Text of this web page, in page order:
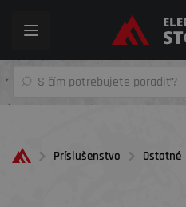
Toggle
Príslušenstvo Ostatné